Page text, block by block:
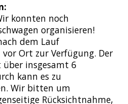
konnten noch
organisieren!
dem Lauf
Ort zur Verfügung. Der
über insgesamt 6
kann es zu
Wir bitten um
Rücksichtnahme,